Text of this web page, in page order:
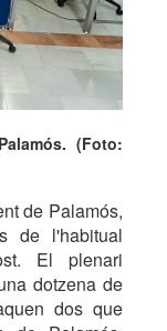
(Foto:
de Palamós,
de l'habitual
El plenari
dotzena de
dos que